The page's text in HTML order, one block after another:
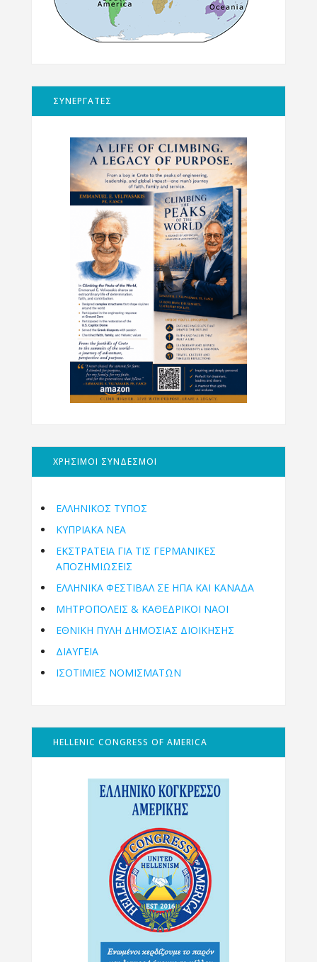
ΣΥΝΕΡΓΑΤΕΣ
ΧΡΗΣΙΜΟΙ ΣΥΝΔΕΣΜΟΙ
ΕΛΛΗΝΙΚΟΣ ΤΥΠΟΣ
ΚΥΠΡΙΑΚΑ ΝΕΑ
ΕΚΣΤΡΑΤΕΙΑ ΓΙΑ ΤΙΣ ΓΕΡΜΑΝΙΚΕΣ
ΑΠΟΖΗΜΙΩΣΕΙΣ
ΕΛΛΗΝΙΚΆ ΦΕΣΤΙΒΆΛ ΣΕ ΗΠΑ ΚΑΙ ΚΑΝΑΔΑ
ΜΗΤΡΟΠΌΛΕΙΣ & ΚΑΘΕΔΡΙΚΟΊ ΝΑΟΊ
ΕΘΝΙΚΉ ΠΎΛΗ ΔΗΜΌΣΙΑΣ ΔΙΟΊΚΗΣΗΣ
ΔΙΑΥΓΕΙΑ
ΙΣΟΤΙΜΙΕΣ ΝΟΜΙΣΜΑΤΩΝ
HELLENIC CONGRESS OF AMERICA